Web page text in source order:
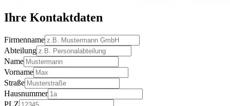
Ihre Kontaktdaten
Firmenname
Abteilung
Name
Vorname
Straße
Hausnummer
PLZ